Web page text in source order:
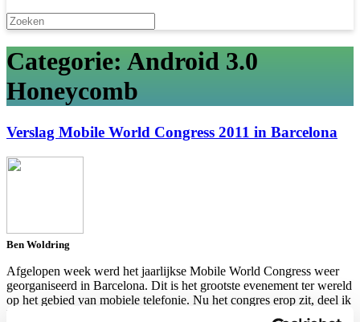
Categorie: Android 3.0
Honeycomb
Verslag Mobile World Congress 2011 in Barcelona
Ben Woldring
Afgelopen week werd het jaarlijkse Mobile World Congress weer
georganiseerd in Barcelona. Dit is het grootste evenement ter wereld
op het gebied van mobiele telefonie. Nu het congres erop zit, deel ik
hier graag mijn persoonlijke ervaringen over de belangrijkste trends